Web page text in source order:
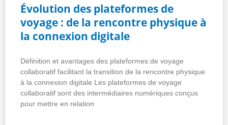
Évolution des plateformes de
voyage : de la rencontre physique à
la connexion digitale
Définition et avantages des plateformes de voyage
collaboratif facilitant la transition de la rencontre physique
à la connexion digitale Les plateformes de voyage
collaboratif sont des intermédiaires numériques conçus
pour mettre en relation